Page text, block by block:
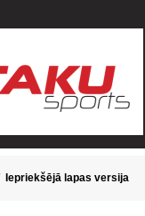
Iepriekšējā lapas versija